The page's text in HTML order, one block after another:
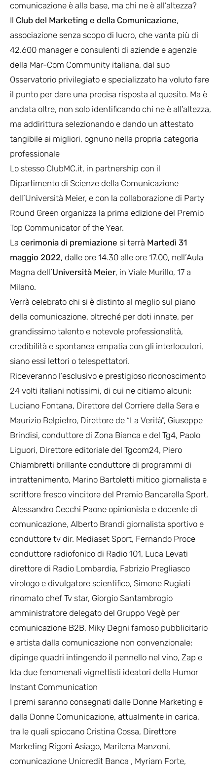
comunicazione è alla base, ma chi ne è all’altezza?
Il Club del Marketing e della Comunicazione,
associazione senza scopo di lucro, che vanta più di
42.600 manager e consulenti di aziende e agenzie
della Mar-Com Community italiana, dal suo
Osservatorio privilegiato e specializzato ha voluto fare
il punto per dare una precisa risposta al quesito. Ma è
andata oltre, non solo identificando chi ne è all’altezza,
ma addirittura selezionando e dando un attestato
tangibile ai migliori, ognuno nella propria categoria
professionale
Lo stesso ClubMC.it, in partnership con il
Dipartimento di Scienze della Comunicazione
dell’Università Meier, e con la collaborazione di Party
Round Green organizza la prima edizione del Premio
Top Communicator of the Year.
La cerimonia di premiazione si terrà Martedì 31
maggio 2022, dalle ore 14.30 alle ore 17.00, nell’Aula
Magna dell’Università Meier, in Viale Murillo, 17 a
Milano.
Verrà celebrato chi si è distinto al meglio sul piano
della comunicazione, oltreché per doti innate, per
grandissimo talento e notevole professionalità,
credibilità e spontanea empatia con gli interlocutori,
siano essi lettori o telespettatori.
Riceveranno l’esclusivo e prestigioso riconoscimento
24 volti italiani notissimi, di cui ne citiamo alcuni:
Luciano Fontana, Direttore del Corriere della Sera e
Maurizio Belpietro, Direttore de “La Verità”, Giuseppe
Brindisi, conduttore di Zona Bianca e del Tg4, Paolo
Liguori, Direttore editoriale del Tgcom24, Piero
Chiambretti brillante conduttore di programmi di
intrattenimento, Marino Bartoletti mitico giornalista e
scrittore fresco vincitore del Premio Bancarella Sport,
Alessandro Cecchi Paone opinionista e docente di
comunicazione, Alberto Brandi giornalista sportivo e
conduttore tv dir. Mediaset Sport, Fernando Proce
conduttore radiofonico di Radio 101, Luca Levati
direttore di Radio Lombardia, Fabrizio Pregliasco
virologo e divulgatore scientifico, Simone Rugiati
rinomato chef Tv star, Giorgio Santambrogio
amministratore delegato del Gruppo Vegè per
comunicazione B2B, Miky Degni famoso pubblicitario
e artista dalla comunicazione non convenzionale:
dipinge quadri intingendo il pennello nel vino, Zap e
Ida due fenomenali vignettisti ideatori della Humor
Instant Communication
I premi saranno consegnati dalle Donne Marketing e
dalla Donne Comunicazione, attualmente in carica,
tra le quali spiccano Cristina Cossa, Direttore
Marketing Rigoni Asiago, Marilena Manzoni,
comunicazione Unicredit Banca , Myriam Forte,